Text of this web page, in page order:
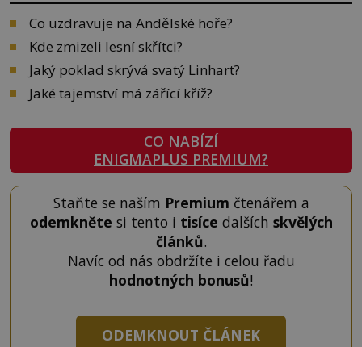
Co uzdravuje na Andělské hoře?
Kde zmizeli lesní skřítci?
Jaký poklad skrývá svatý Linhart?
Jaké tajemství má zářící kříž?
CO NABÍZÍ
ENIGMAPLUS PREMIUM?
Staňte se naším Premium čtenářem a
odemkněte si tento i tisíce dalších skvělých
článků.
Navíc od nás obdržíte i celou řadu
hodnotných bonusů!
ODEMKNOUT ČLÁNEK